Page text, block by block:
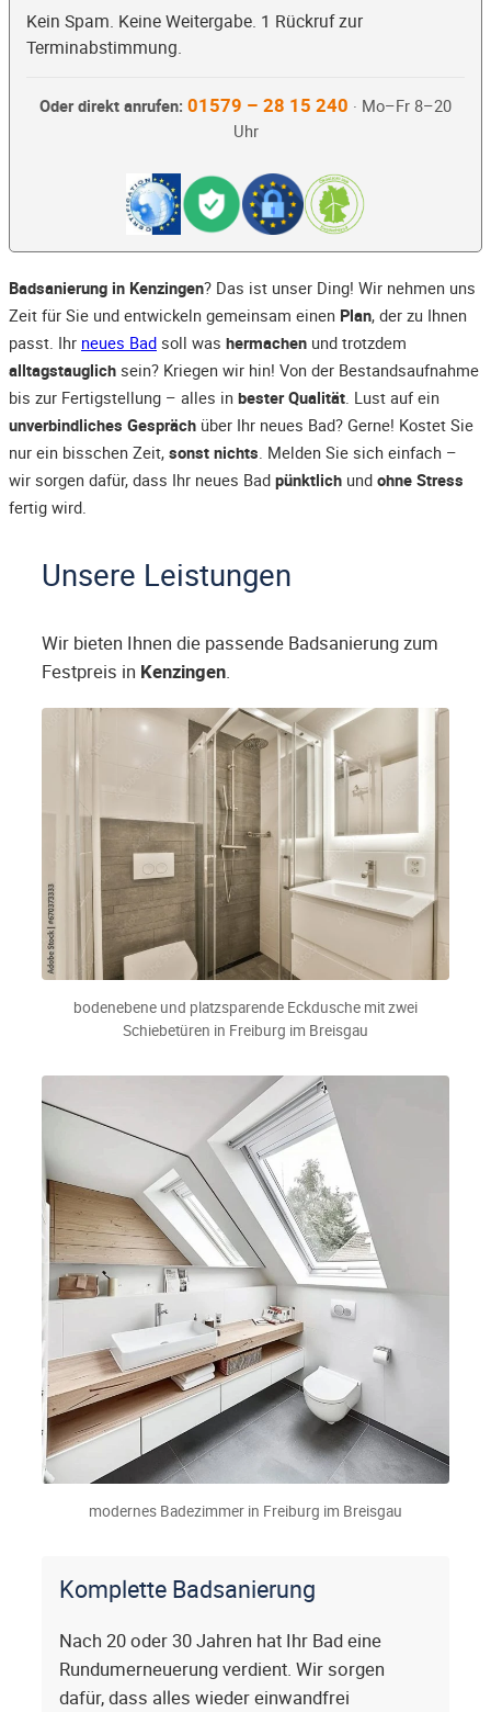
Kein Spam. Keine Weitergabe. 1 Rückruf zur
Terminabstimmung.
Oder direkt anrufen: 01579 – 28 15 240 · Mo–Fr 8–20
Uhr
Badsanierung in Kenzingen? Das ist unser Ding! Wir nehmen uns
Zeit für Sie und entwickeln gemeinsam einen Plan, der zu Ihnen
passt. Ihr neues Bad soll was hermachen und trotzdem
alltagstauglich sein? Kriegen wir hin! Von der Bestandsaufnahme
bis zur Fertigstellung – alles in bester Qualität. Lust auf ein
unverbindliches Gespräch über Ihr neues Bad? Gerne! Kostet Sie
nur ein bisschen Zeit, sonst nichts. Melden Sie sich einfach –
wir sorgen dafür, dass Ihr neues Bad pünktlich und ohne Stress
fertig wird.
Unsere Leistungen
Wir bieten Ihnen die passende Badsanierung zum
Festpreis in Kenzingen.
bodenebene und platzsparende Eckdusche mit zwei
Schiebetüren in Freiburg im Breisgau
modernes Badezimmer in Freiburg im Breisgau
Komplette Badsanierung
Nach 20 oder 30 Jahren hat Ihr Bad eine
Rundumerneuerung verdient. Wir sorgen
dafür, dass alles wieder einwandfrei